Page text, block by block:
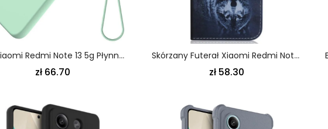
Etui Xiaomi Redmi Note 13 5g Płynny Silikon Z Paskiem Etui Ochronne
zł 66.70
Skórzany Futerał Xiaomi Redmi Note 13 5g Etui Na Telefon Sen Szczeniaka
zł 58.30